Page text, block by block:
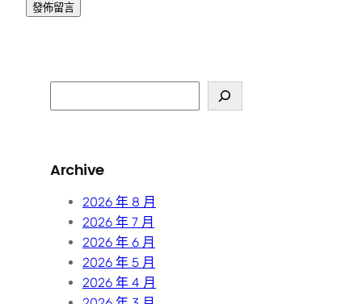
e
c
Archive
2026 年 8 月
2026 年 7 月
2026 年 6 月
2026 年 5 月
2026 年 4 月